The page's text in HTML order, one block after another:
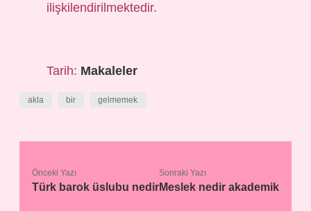
ilişkilendirilmektedir.
Tarih: Makaleler
akla bir gelmemek
Önceki Yazı
Türk barok üslubu nedir
Sonraki Yazı
Meslek nedir akademik